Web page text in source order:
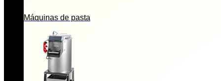
Máquinas de pasta